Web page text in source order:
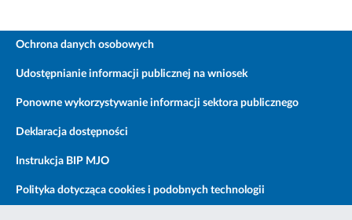
Ochrona danych osobowych
Udostępnianie informacji publicznej na wniosek
Ponowne wykorzystywanie informacji sektora publicznego
Deklaracja dostępności
Instrukcja BIP MJO
Polityka dotycząca cookies i podobnych technologii